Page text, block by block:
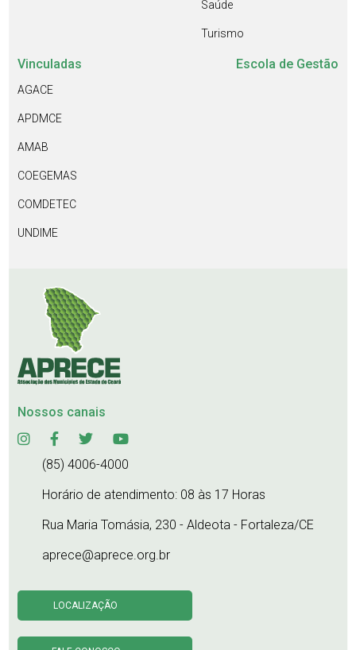
Saúde
Turismo
Vinculadas
AGACE
APDMCE
AMAB
COEGEMAS
COMDETEC
UNDIME
Escola de Gestão
Nossos canais
(85) 4006-4000
Horário de atendimento: 08 às 17 Horas
Rua Maria Tomásia, 230 - Aldeota - Fortaleza/CE
aprece@aprece.org.br
LOCALIZAÇÃO